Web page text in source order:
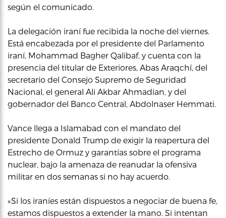
según el comunicado.
La delegación iraní fue recibida la noche del viernes.
Está encabezada por el presidente del Parlamento
iraní, Mohammad Bagher Qalibaf, y cuenta con la
presencia del titular de Exteriores, Abas Araqchí, del
secretario del Consejo Supremo de Seguridad
Nacional, el general Ali Akbar Ahmadian, y del
gobernador del Banco Central, Abdolnaser Hemmati.
Vance llega a Islamabad con el mandato del
presidente Donald Trump de exigir la reapertura del
Estrecho de Ormuz y garantías sobre el programa
nuclear, bajo la amenaza de reanudar la ofensiva
militar en dos semanas si no hay acuerdo.
«Si los iraníes están dispuestos a negociar de buena fe,
estamos dispuestos a extender la mano. Si intentan